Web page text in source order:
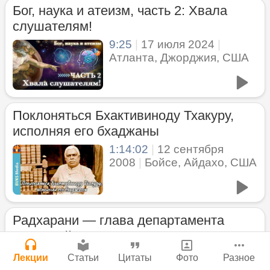
Бог, наука и атеизм, часть 2: Хвала
слушателям!
9:25 17 июля 2024
Атланта, Джорджия, США
Поклоняться Бхактивиноду Тхакуру,
исполняя его бхаджаны
1:14:02
12 сентября
2008
Бойсе, Айдахо, США
Радхарани — глава департамента
служений
1:05:35 7 сентября 2008|
Мы теряем нормальную жизнь и слава
Богу!
29 июля 2026 Васух
Вишну-сахасра-нама
Богатство, которое не спрятать в
сундук
28 июля 2026|Васух
Где живет Верховная Личность Бога?
Каков адрес Вишну?
Молитвы Санатаны Госвами к Господу
Чайтанье
29 июля 2026
Нектар имени Кришны
24 июля 2026
Джанмаштами в Тбилиси 2025
Сайт
Войти|Регистрация История версий
Инструкция
Лекции Статьи Цитаты Фото Разное